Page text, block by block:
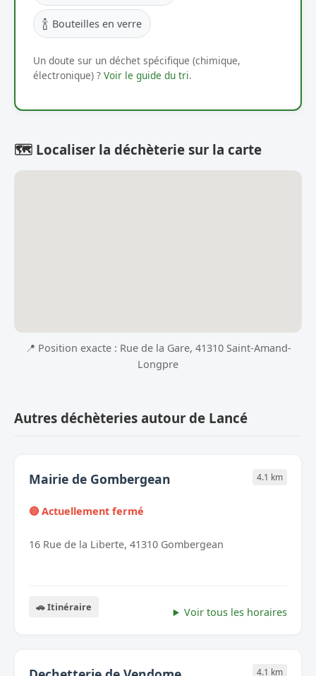
🍾 Bouteilles en verre
Un doute sur un déchet spécifique (chimique,
électronique) ? Voir le guide du tri.
🗺️ Localiser la déchèterie sur la carte
📍 Position exacte : Rue de la Gare, 41310 Saint-Amand-
Longpre
Autres déchèteries autour de Lancé
Mairie de Gombergean 4.1 km
🔴 Actuellement fermé
16 Rue de la Liberte, 41310 Gombergean
🚗 Itinéraire Voir tous les horaires
4.1 km